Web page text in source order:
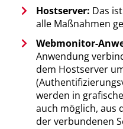
Hostserver: Das
alle Maßnahmen
Webmonitor-
Anwendung
dem Hostserver
werden in
auch möglich, aus
der verbundenen